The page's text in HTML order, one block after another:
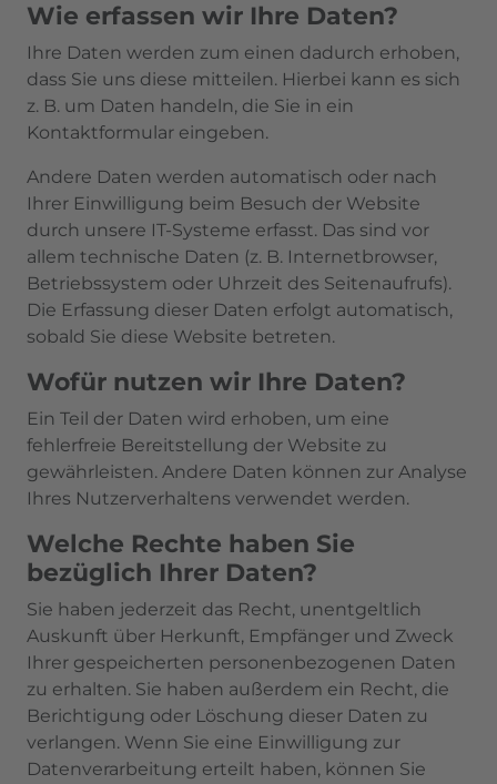
Wie erfassen wir Ihre Daten?
Ihre Daten werden zum einen dadurch erhoben,
dass Sie uns diese mitteilen. Hierbei kann es sich
z. B. um Daten handeln, die Sie in ein
Kontaktformular eingeben.
Andere Daten werden automatisch oder nach
Ihrer Einwilligung beim Besuch der Website
durch unsere IT-Systeme erfasst. Das sind vor
allem technische Daten (z. B. Internetbrowser,
Betriebssystem oder Uhrzeit des Seitenaufrufs).
Die Erfassung dieser Daten erfolgt automatisch,
sobald Sie diese Website betreten.
Wofür nutzen wir Ihre Daten?
Ein Teil der Daten wird erhoben, um eine
fehlerfreie Bereitstellung der Website zu
gewährleisten. Andere Daten können zur Analyse
Ihres Nutzerverhaltens verwendet werden.
Welche Rechte haben Sie
bezüglich Ihrer Daten?
Sie haben jederzeit das Recht, unentgeltlich
Auskunft über Herkunft, Empfänger und Zweck
Ihrer gespeicherten personenbezogenen Daten
zu erhalten. Sie haben außerdem ein Recht, die
Berichtigung oder Löschung dieser Daten zu
verlangen. Wenn Sie eine Einwilligung zur
Datenverarbeitung erteilt haben, können Sie